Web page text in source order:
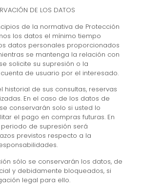
DE LOS DATOS
de la normativa de Protección
los datos el mínimo tiempo
datos personales proporcionados
se mantenga la relación con
solicite su supresión o la
de usuario por el interesado.
historial de sus consultas, reservas
En el caso de los datos de
conservarán solo si usted lo
el pago en compras futuras. En
de supresión será
previstos respecto a la
sólo se conservarán los datos, de
y debidamente bloqueados, si
legal para ello.